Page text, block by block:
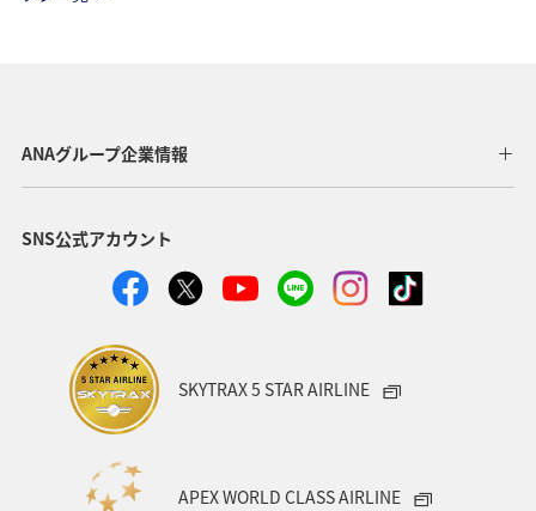
ANAグループ企業情報
SNS公式アカウント
SKYTRAX 5 STAR AIRLINE
APEX WORLD CLASS AIRLINE